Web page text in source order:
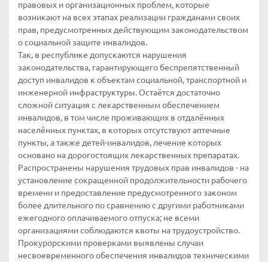
правовых и организационных проблем, которые
возникают на всех этапах реализации гражданами своих
прав, предусмотренных действующим законодательством
о социальной защите инвалидов.
Так, в республике допускаются нарушения
законодательства, гарантирующего беспрепятственный
доступ инвалидов к объектам социальной, транспортной и
инженерной инфраструктуры. Остаётся достаточно
сложной ситуация с лекарственным обеспечением
инвалидов, в том числе проживающих в отдалённых
населённых пунктах, в которых отсутствуют аптечные
пункты, а также детей-инвалидов, лечение которых
основано на дорогостоящих лекарственных препаратах.
Распространены нарушения трудовых прав инвалидов - на
установление сокращенной продолжительности рабочего
времени и предоставление предусмотренного законом
более длительного по сравнению с другими работниками
ежегодного оплачиваемого отпуска; не всеми
организациями соблюдаются квоты на трудоустройство.
Прокурорскими проверками выявлены случаи
несвоевременного обеспечения инвалидов техническими